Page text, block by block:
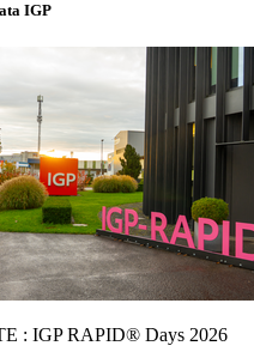
IGP
: IGP RAPID® Days 2026